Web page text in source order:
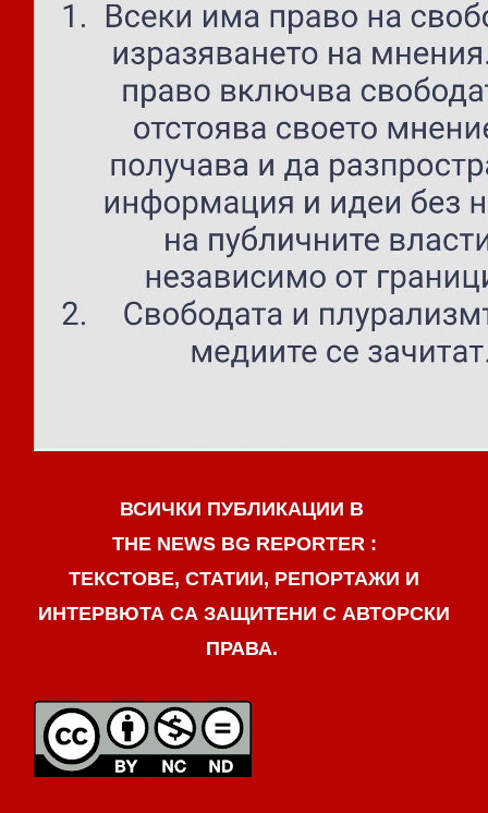
ВСИЧКИ ПУБЛИКАЦИИ В
THE NEWS BG REPORTER :
ТЕКСТОВЕ, СТАТИИ, РЕПОРТАЖИ И
ИНТЕРВЮТА СА ЗАЩИТЕНИ С АВТОРСКИ
ПРАВА.